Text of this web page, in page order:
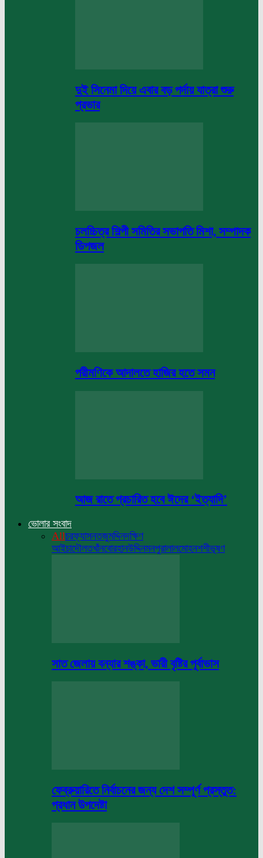
দুই সিনেমা দিয়ে এবার বড় পর্দায় যাত্রা শুরু
প্রভার
চলচ্চিত্র শিল্পী সমিতির সভাপতি মিশা, সম্পাদক
ডিপজল
পরীমণিকে আদালতে হাজির হতে সমন
আজ রাতে প্রচারিত হবে ঈদের ‘ইত্যাদি’
ভোলার সংবাদ
Allচরফ্যাসনতজুমদ্দিনদক্ষিণ
আইচাদৌলতখাঁনবোরহানউদ্দিনমনপুরালালমোহনশশীভূষণ
সাত জেলায় বন্যার শঙ্কা, ভারী বৃষ্টির পূর্বাভাস
ফেব্রুয়ারিতে নির্বাচনের জন্য দেশ সম্পূর্ণ প্রস্তুত:
প্রধান উপদেষ্টা